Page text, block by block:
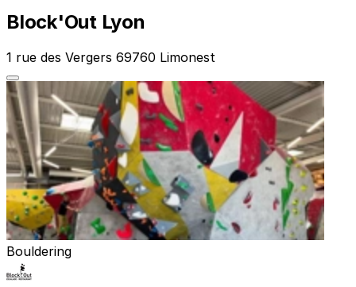
Block'Out Lyon
1 rue des Vergers 69760 Limonest
Bouldering